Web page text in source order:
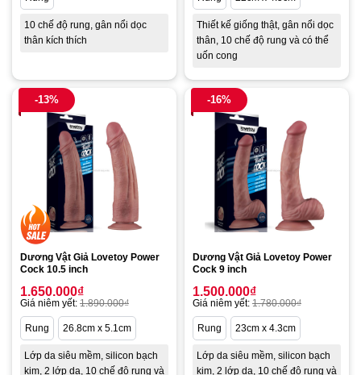
10 chế độ rung, gân nổi dọc
thân kích thích
Thiết kế giống thật, gân nổi dọc
thân, 10 chế độ rung và có thể
uốn cong
-13%
Dương Vật Giả Lovetoy Power
Cock 10.5 inch
1.650.000₫
Giá niêm yết: 1.890.000₫
Rung 26.8cm x 5.1cm
Lớp da siêu mềm, silicon bạch
kim, 2 lớp da, 10 chế độ rung và
-16%
Dương Vật Giả Lovetoy Power
Cock 9 inch
1.500.000₫
Giá niêm yết: 1.780.000₫
Rung 23cm x 4.3cm
Lớp da siêu mềm, silicon bạch
kim, 2 lớp da, 10 chế độ rung và